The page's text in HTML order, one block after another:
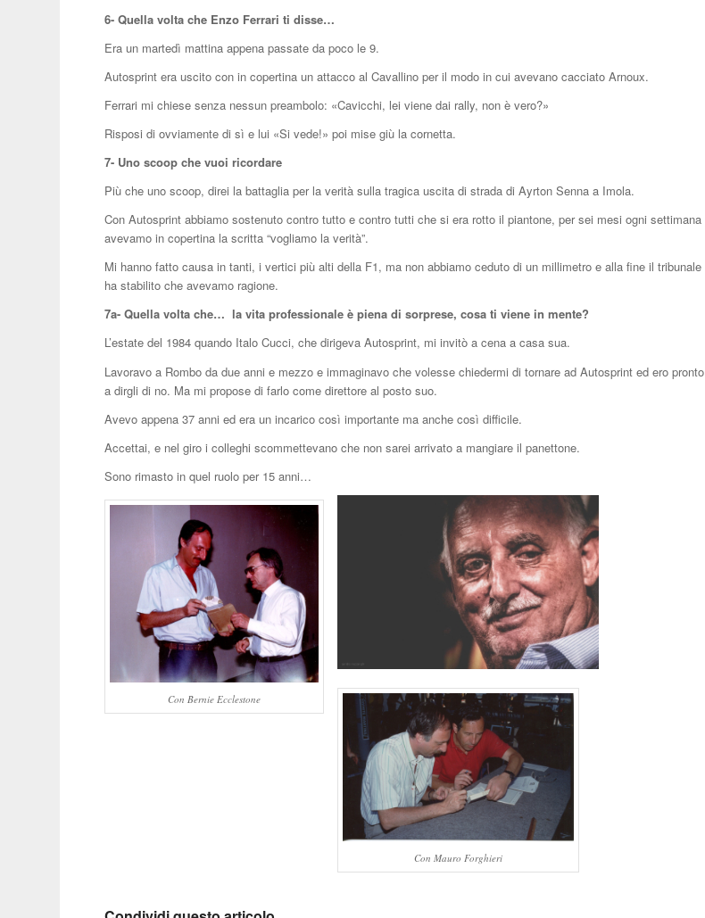
6- Quella volta che Enzo Ferrari ti disse…
Era un martedì mattina appena passate da poco le 9.
Autosprint era uscito con in copertina un attacco al Cavallino per il modo in cui avevano cacciato Arnoux.
Ferrari mi chiese senza nessun preambolo: «Cavicchi, lei viene dai rally, non è vero?»
Risposi di ovviamente di sì e lui «Si vede!» poi mise giù la cornetta.
7- Uno scoop che vuoi ricordare
Più che uno scoop, direi la battaglia per la verità sulla tragica uscita di strada di Ayrton Senna a Imola.
Con Autosprint abbiamo sostenuto contro tutto e contro tutti che si era rotto il piantone, per sei mesi ogni settimana
avevamo in copertina la scritta “vogliamo la verità”.
Mi hanno fatto causa in tanti, i vertici più alti della F1, ma non abbiamo ceduto di un millimetro e alla fine il tribunale
ha stabilito che avevamo ragione.
7a- Quella volta che… la vita professionale è piena di sorprese, cosa ti viene in mente?
L’estate del 1984 quando Italo Cucci, che dirigeva Autosprint, mi invitò a cena a casa sua.
Lavoravo a Rombo da due anni e mezzo e immaginavo che volesse chiedermi di tornare ad Autosprint ed ero pronto
a dirgli di no. Ma mi propose di farlo come direttore al posto suo.
Avevo appena 37 anni ed era un incarico così importante ma anche così difficile.
Accettai, e nel giro i colleghi scommettevano che non sarei arrivato a mangiare il panettone.
Sono rimasto in quel ruolo per 15 anni…
Con Bernie Ecclestone
Con Mauro Forghieri